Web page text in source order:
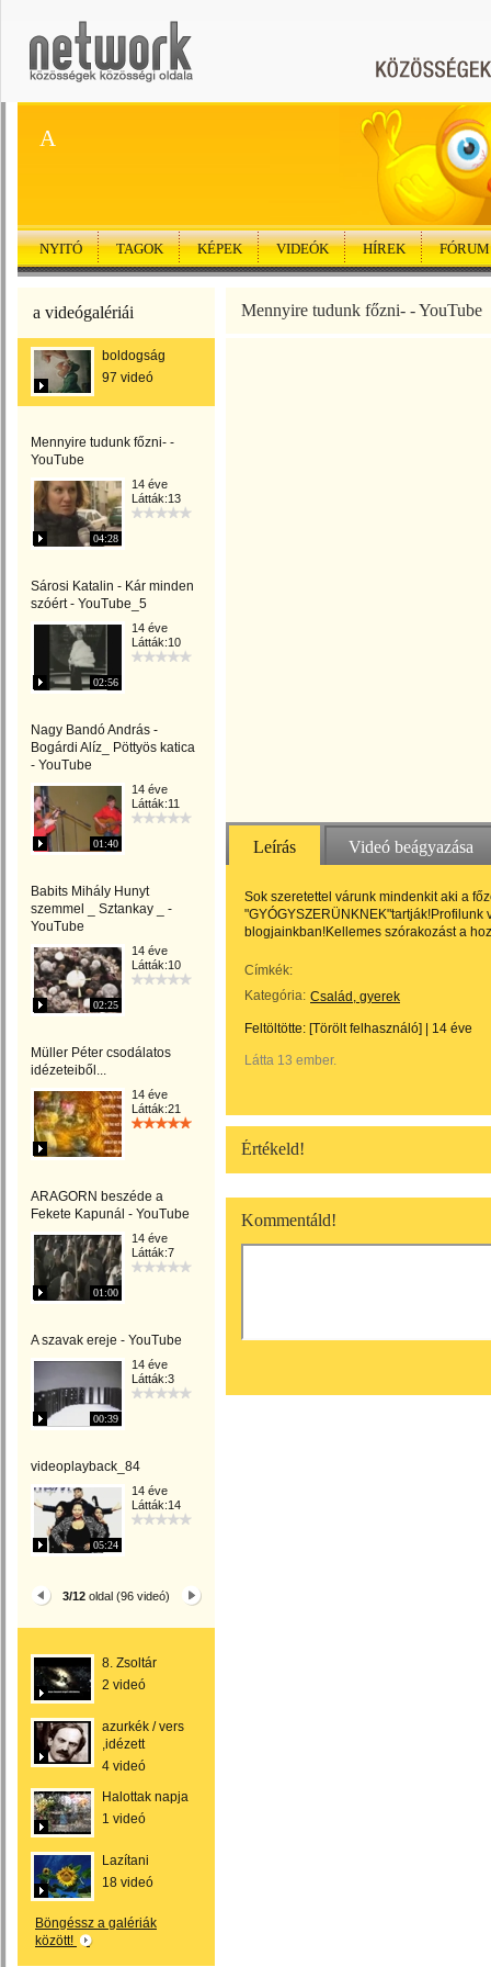
A
NYITÓ TAGOK KÉPEK VIDEÓK HÍREK FÓRUM
a videógalériái
boldogság
97 videó
Mennyire tudunk főzni- -
YouTube
04:28
14 éve
Látták:13
Sárosi Katalin - Kár minden
szóért - YouTube_5
02:56
14 éve
Látták:10
Nagy Bandó András -
Bogárdi Alíz_ Pöttyös katica
- YouTube
01:40
14 éve
Látták:11
Babits Mihály Hunyt
szemmel _ Sztankay _ -
YouTube
02:25
14 éve
Látták:10
Müller Péter csodálatos
idézeteiből...
14 éve
Látták:21
ARAGORN beszéde a
Fekete Kapunál - YouTube
01:00
14 éve
Látták:7
A szavak ereje - YouTube
00:39
14 éve
Látták:3
videoplayback_84
05:24
14 éve
Látták:14
3/12 oldal (96 videó)
8. Zsoltár
2 videó
azurkék / vers
,idézett
4 videó
Halottak napja
1 videó
Lazítani
18 videó
Böngéssz a galériák
között!
Mennyire tudunk főzni- - YouTube
Leírás Videó beágyazása
Sok szeretettel várunk mindenkit aki a
blogjainkban!Kellemes szórakozást a
Címkék:
Kategória: Család, gyerek
Feltöltötte: [Törölt felhasználó] 14 éve
Látta 13 ember.
Értékeld!
Kommentáld!